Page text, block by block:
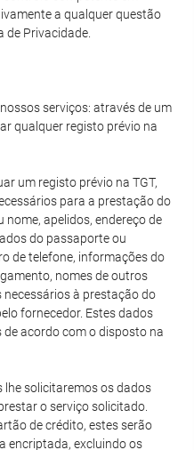
a qualquer questão
de Privacidade.
serviços: através de um
qualquer registo prévio na
um registo prévio na TGT,
para a prestação do
apelidos, endereço de
do passaporte ou
de telefone, informações do
nomes de outros
à prestação do
fornecedor. Estes dados
acordo com o disposto na
lhe solicitaremos os dados
o serviço solicitado.
de crédito, estes serão
encriptada, excluindo os